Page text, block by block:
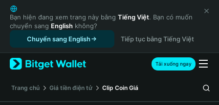
English
日本語
Tiếng Việt
Русский
Español (Latinoamérica)
Türkçe
Français
Deutsch
Bạn hiện đang xem trang này bằng Tiếng Việt. Bạn có muốn
chuyển sang English không?
Chuyển sang English
Tiếp tục bằng Tiếng Việt
Tải xuống ngay
‌Trang chủ Giá tiền điện tử Clip Coin Giá